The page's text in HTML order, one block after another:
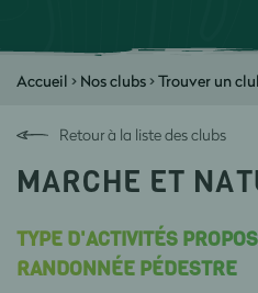
Accueil > Nos clubs>Trouver un
Retour à la liste des clubs
MARCHE ET
TYPE D'ACTIVITÉS
RANDONNÉE PÉDESTRE